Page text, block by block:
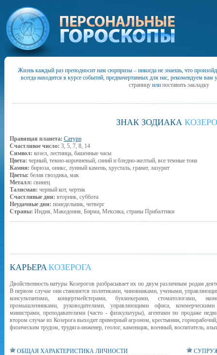
Жизнь каждый раз преподносит нам сюрпризы – никогда не знаешь, что
всегда находится в курсе событий, предначертанных для нас, рекомендуем вам
страницу или поставить закладку
ЗНАК ЗОДИАКА
Правящая планета: Сатурн
Счастливое число: 3, 5, 7, 8, 14
Символ: козел, лестница, башенные часы
Цвета: черный, темно-коричневый, синий и бледно-желтый, все темные тона
Камни: бирюза, оникс, лунный камень, хрусталь, гранат, лазурит
Цветы: белая гвоздика, мак
Металл: свинец
Талисман: черный кот, чертик
Счастливые дни: вторник, суббота
Неудачные дни: понедельник, четверг
Страны: Индия, Македония, Бирма, Мексика, страны Прибалтики
КАРЬЕРАКОЗЕРОГА
Двойственность натуры Козерогов разбрасывает их по двум различным родам
В первом случае они становятся политиками, чиновни­ками, учеными,
консультантами, концертмейстерами, букмекерами, стоматологами,
промышленниками, руководителями, управляющими офиса,
министрами, преподавателями (часто - физкультуры), агентами по продаже
втором случае из Козерога выходит примерный агроном, крестьянин,
физическим трудом, трудяга-инженер, геолог, каменщик, военный, воспитатель,
ОБЩАЯ ХАРАКТЕРИСТИКА ЛИЧНОСТИ